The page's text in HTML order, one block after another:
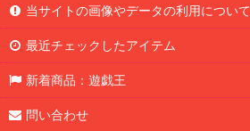
当サイトの画像やデータの利用について
最近チェックしたアイテム
新着商品：遊戯王
問い合わせ